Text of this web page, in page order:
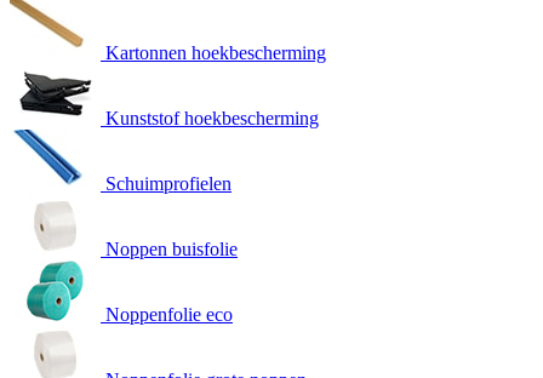
Kartonnen hoekbescherming
Kunststof hoekbescherming
Schuimprofielen
Noppen buisfolie
Noppenfolie eco